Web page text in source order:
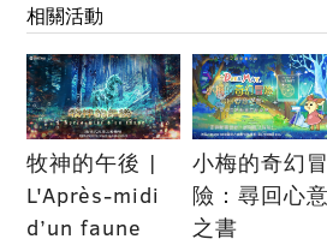
相關活動
牧神的午後 |
L'Après-midi
d’un faune
小梅的奇幻冒
險：尋回心意
之書